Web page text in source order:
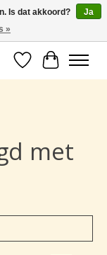
Verlanglijst
met
Is dat akkoord?
Ja
»